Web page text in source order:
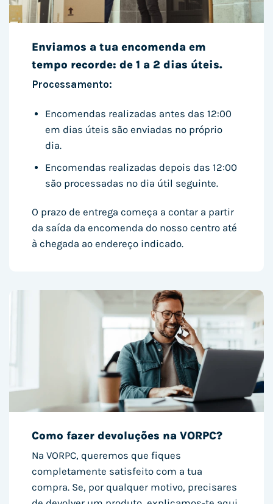
Enviamos a tua encomenda em
tempo recorde: de 1 a 2 dias úteis.
Processamento:
Encomendas realizadas antes das 12:00
em dias úteis são enviadas no próprio
dia.
Encomendas realizadas depois das 12:00
são processadas no dia útil seguinte.
O prazo de entrega começa a contar a partir
da saída da encomenda do nosso centro até
à chegada ao endereço indicado.
Como fazer devoluções na VORPC?
Na VORPC, queremos que fiques
completamente satisfeito com a tua
compra. Se, por qualquer motivo, precisares